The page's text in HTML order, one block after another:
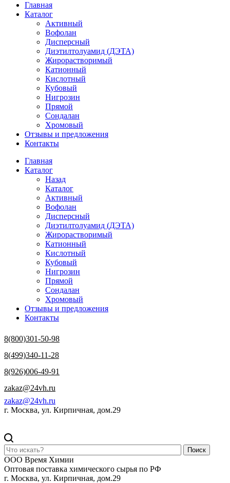
Главная
Каталог
Активный
Вофолан
Дисперсный
Диэтилтолуамид (ДЭТА)
Жирорастворимый
Катионный
Кислотный
Кубовый
Нигрозин
Прямой
Сондалан
Хромовый
Отзывы и предложения
Контакты
Главная
Каталог
Назад
Каталог
Активный
Вофолан
Дисперсный
Диэтилтолуамид (ДЭТА)
Жирорастворимый
Катионный
Кислотный
Кубовый
Нигрозин
Прямой
Сондалан
Хромовый
Отзывы и предложения
Контакты
8(800)301-50-98
8(499)340-11-28
8(926)006-49-91
zakaz@24vh.ru
zakaz@24vh.ru
г. Москва, ул. Кирпичная, дом.29
Поиск
ООО Время Химии
Оптовая поставка химического сырья по РФ
г. Москва, ул. Кирпичная, дом.29